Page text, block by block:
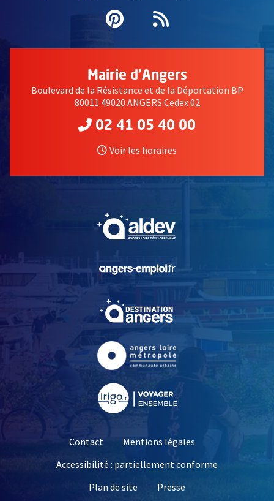
Pinterest
, Ouvre une
Flux RSS
Mairie d'Angers
Boulevard de la Résistance et de la Déportation BP
80011 49020 ANGERS Cedex 02
02 41 05 40 00
Voir les horaires
, Ouvre une nouvelle
, Ouvre une nouvelle
Contact
Mentions légales
Accessibilité : partiellement conforme
Plan de site
Presse